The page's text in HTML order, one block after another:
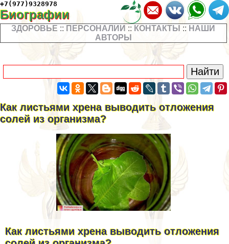
+7(977)9328978
Биографии
ЗДОРОВЬЕ :: ПЕРСОНАЛИИ :: КОНТАКТЫ :: НАШИ
АВТОРЫ
Как листьями хрена выводить отложения
солей из организма?
Как листьями хрена выводить отложения